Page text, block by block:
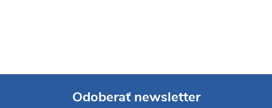
Odoberať newsletter